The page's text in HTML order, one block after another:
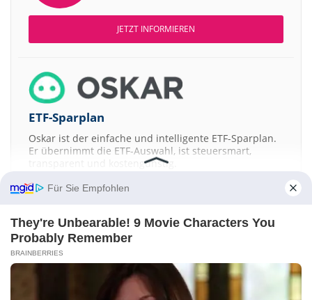
JETZT INFORMIEREN
ETF-Sparplan
Oskar ist der einfache und intelligente ETF-Sparplan.
Er übernimmt die ETF-Auswahl, ist steuersmart,
transparent und kostengünstig.
JETZT MEHR ERFAHREN
EuroStoxx 50 Dow Jones NASDAQ 100
S&P 500
Für Sie Empfohlen
They're Unbearable! 9 Movie Characters You
Probably Remember
BRAINBERRIES